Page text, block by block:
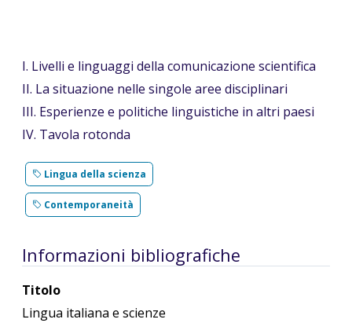
I. Livelli e linguaggi della comunicazione scientifica
II. La situazione nelle singole aree disciplinari
III. Esperienze e politiche linguistiche in altri paesi
IV. Tavola rotonda
Lingua della scienza
Contemporaneità
Informazioni bibliografiche
Titolo
Lingua italiana e scienze